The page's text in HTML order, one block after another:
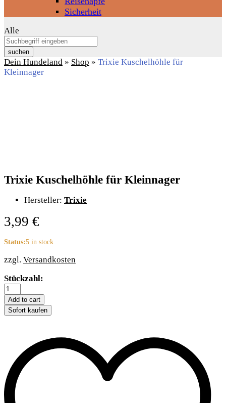
Sicherheit
Alle
suchen
Dein Hundeland » Shop » Trixie Kuschelhöhle für
Kleinnager
Trixie Kuschelhöhle für Kleinnager
Hersteller: Trixie
3,99 €
Status:5 in stock
zzgl. Versandkosten
Trixie
Kuschelhöhle
für
Kleinnager
quantity
Stückzahl:
Add to cart
Sofort kaufen